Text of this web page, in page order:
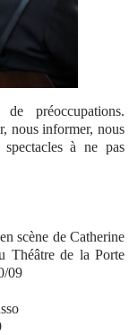
préoccupations.
nous informer, nous
à ne pas
scène de Catherine
Théâtre de la Porte
09